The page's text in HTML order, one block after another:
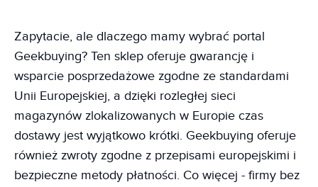
Zapytacie, ale dlaczego mamy wybrać portal
Geekbuying? Ten sklep oferuje gwarancję i
wsparcie posprzedażowe zgodne ze standardami
Unii Europejskiej, a dzięki rozległej sieci
magazynów zlokalizowanych w Europie czas
dostawy jest wyjątkowo krótki. Geekbuying oferuje
również zwroty zgodne z przepisami europejskimi i
bezpieczne metody płatności. Co więcej - firmy bez